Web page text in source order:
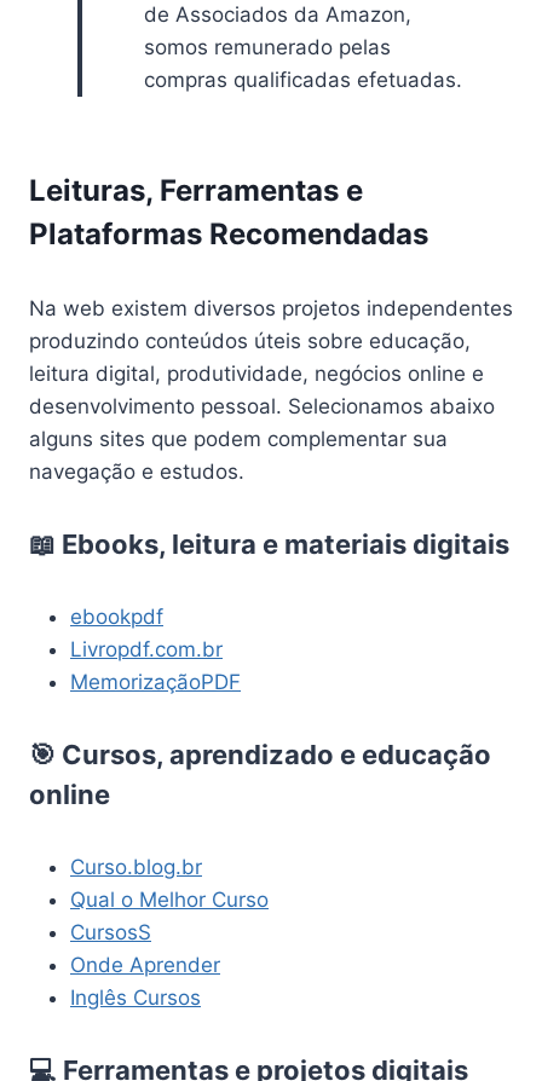
de Associados da Amazon,
somos remunerado pelas
compras qualificadas efetuadas.
Leituras, Ferramentas e
Plataformas Recomendadas
Na web existem diversos projetos independentes
produzindo conteúdos úteis sobre educação,
leitura digital, produtividade, negócios online e
desenvolvimento pessoal. Selecionamos abaixo
alguns sites que podem complementar sua
navegação e estudos.
📖 Ebooks, leitura e materiais digitais
ebookpdf
Livropdf.com.br
MemorizaçãoPDF
🎯 Cursos, aprendizado e educação
online
Curso.blog.br
Qual o Melhor Curso
CursosS
Onde Aprender
Inglês Cursos
💻 Ferramentas e projetos digitais